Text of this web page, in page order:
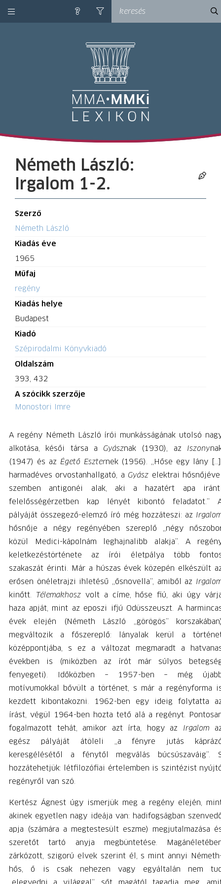
kategóriák
súgó szűrés
Németh László:
Irgalom 1-2.
Szerző
Németh László
Kiadás éve
1965
Műfaj
regény
Kiadás helye
Budapest
Kiadó
Szépirodalmi Könyvkiadó
Oldalszám
393, 432
A szócikk szerzője
Monostori Imre
A regény Németh László írói munkásságának utolsó
alkotása, késői társa a Gyásznak (1930), az Iszony
(1947) és az Égető Eszternek (1956). „Hőse egy lány
harmadéves orvostanhallgató, a Gyász elektrai
szemben antigonéi alak, aki a hazatért apa
felelősségérzetben kap lényét kibontó feladatot.”
pályáját összegező-elemző író még hozzáteszi: az
hősnője a négy regényében szereplő „négy
közül Medici-kápolnám leghajnalibb alakja”. A
keletkezéstörténete az írói életpálya több
szakaszát érinti. Már a húszas évek közepén elkészült
erősen önéletrajzi ihletésű „ősnovella”, amiből az
kinőtt.
Télemakhosz volt a címe, hőse fiú, aki úgy
haza apját, mint az eposzi ifjú Odüsszeuszt. A
évek elején (Németh László „görögös”
megváltozik a főszereplő: lányalak kerül a
középpontjába, s ez a változat megmaradt a
években is (miközben az írót már súlyos
fenyegeti). Időközben – 1957-ben – még
motívumokkal bővült a történet, s már a regényforma
kezdett kibontakozni. 1962-ben egy ideig folytatta
írást, végül 1964-ben hozta tető alá a regényt.
fogalmazott tehát, amikor azt írta, hogy az Irgalom
egész pályáját átöleli „a fényre jutás
keresgélésétől a fénytől megválás búcsúszaváig”.
hozzátehetjük: létfilozófiai értelemben is szintézist
regényről van szó.
Kertész Ágnest úgy ismerjük meg a regény elején,
akinek egyetlen nagy ideája van: hadifogságban
apja (számára a megtestesült eszme) megjutalmazása
szeretőt tartó anyja megbüntetése.
zárkózott, szigorú elvek szerint él, s mint annyi
hős, ő is csak nehezen vagy egyáltalán nem